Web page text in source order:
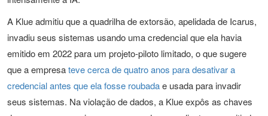
A Klue admitiu que a quadrilha de extorsão, apelidada de Icarus,
invadiu seus sistemas usando uma credencial que ela havia
emitido em 2022 para um projeto-piloto limitado, o que sugere
que a empresateve cerca de quatro anos para desativar a
credencial antes que ela fosse roubadae usada para invadir
seus sistemas. Na violação de dados, a Klue expôs as chaves